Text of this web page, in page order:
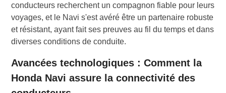
conducteurs recherchent un compagnon fiable pour leurs
voyages, et le Navi s'est avéré être un partenaire robuste
et résistant, ayant fait ses preuves au fil du temps et dans
diverses conditions de conduite.
Avancées technologiques : Comment la
Honda Navi assure la connectivité des